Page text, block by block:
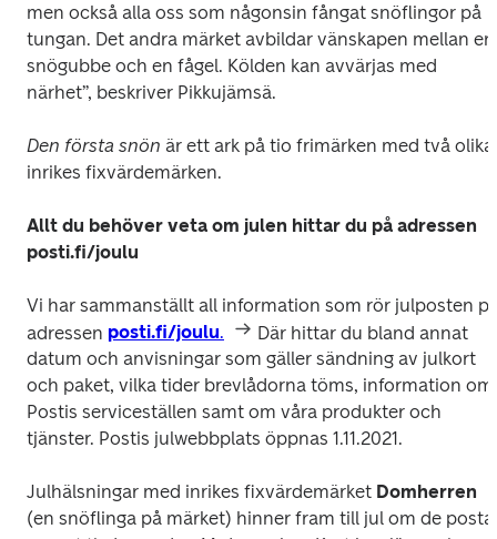
men också alla oss som någonsin fångat snöflingor på
tungan. Det andra märket avbildar vänskapen mellan en
snögubbe och en fågel. Kölden kan avvärjas med
närhet”, beskriver Pikkujämsä.
Den första snön är ett ark på tio frimärken med två olika
inrikes fixvärdemärken.
Allt du behöver veta om julen hittar du på adressen
posti.fi/joulu
Vi har sammanställt all information som rör julposten
adressen posti.fi/joulu.
Där hittar du bland annat
datum och anvisningar som gäller sändning av julkort
och paket, vilka tider brevlådorna töms, information om
Postis serviceställen samt om våra produkter och
tjänster. Postis julwebbplats öppnas 1.11.2021.
Julhälsningar med inrikes fixvärdemärket Domherren
(en snöflinga på märket) hinner fram till jul om de